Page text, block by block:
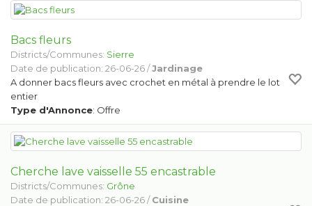
Bacs fleurs
Districts/Communes: Sierre
Date de publication: 26-06-26 /Jardinage
A donner bacs fleurs avec crochet en métal à prendre le lot
entier
Type d'Annonce: Offre
Cherche lave vaisselle 55 encastrable
Districts/Communes: Grône
Date de publication: 26-06-26 /Cuisine